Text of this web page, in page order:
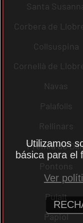
Santa
Corbera de
Collsuspina
Cornellà de
Navas
Palafolls
Rellinars
Premià de
Pontons
Pujalt
Papiol
Utilizamos
básica para el
Ver